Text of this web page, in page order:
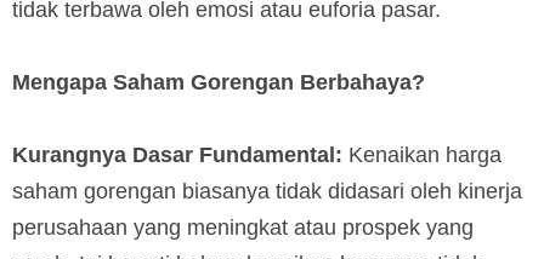
tidak terbawa oleh emosi atau euforia pasar.
Mengapa Saham Gorengan Berbahaya?
Kurangnya Dasar Fundamental: Kenaikan harga
saham gorengan biasanya tidak didasari oleh kinerja
perusahaan yang meningkat atau prospek yang